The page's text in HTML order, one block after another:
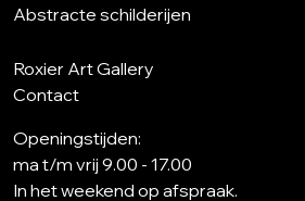
Abstracte schilderijen
Roxier Art Gallery
Contact
Openingstijden:
ma t/m vrij 9.00 - 17.00
In het weekend op afspraak.